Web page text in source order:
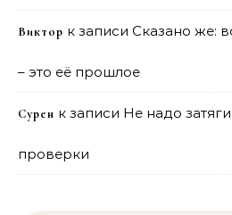
Виктор к записи Сказано же:
– это её прошлое
Сурен к записи Не надо
проверки